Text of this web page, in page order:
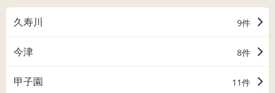
久寿川 9件
今津 8件
甲子園 11件